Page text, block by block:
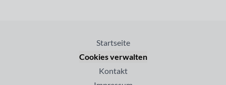
Startseite
Cookies verwalten
Kontakt